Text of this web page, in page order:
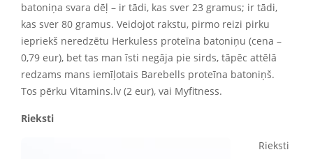
batoniņa svara dēļ – ir tādi, kas sver 23 gramus; ir tādi,
kas sver 80 gramus. Veidojot rakstu, pirmo reizi pirku
iepriekš neredzētu Herkuless proteīna batoniņu (cena –
0,79 eur), bet tas man īsti negāja pie sirds, tāpēc attēlā
redzams mans iemīļotais Barebells proteīna batoniņš.
Tos pērku Vitamins.lv (2 eur), vai Myfitness.
Rieksti
Rieksti